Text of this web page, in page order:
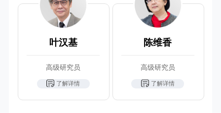
叶汉基
高级研究员
了解详情
陈维香
高级研究员
了解详情